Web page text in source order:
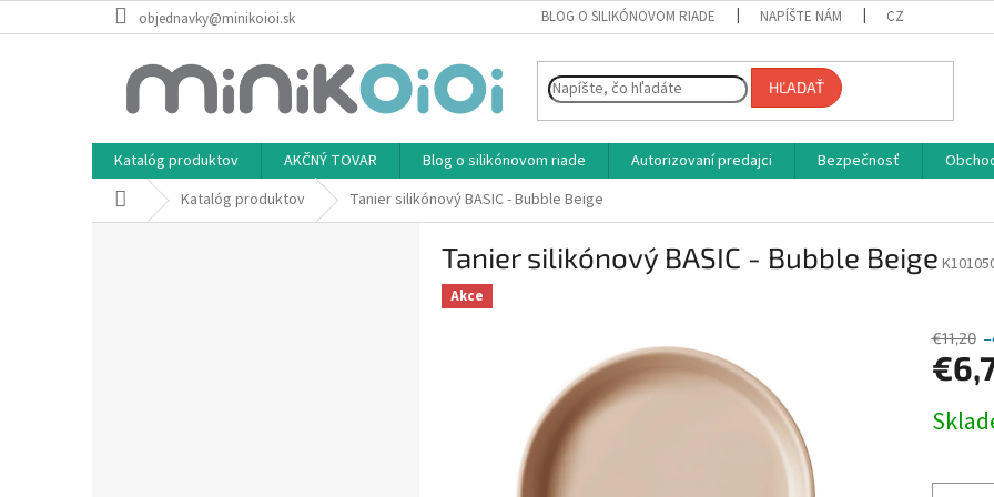
na
objednavky@minikoioi.sk BLOG O SILIKÓNOVOM RIADE NAPÍŠTE NÁM CZ
HĽADAŤ
Katalóg produktov AKČNÝ TOVAR Blog o silikónovom riade Autorizovaní predajci Bezpečnosť
DomovKatalóg produktov Tanier silikónový BASIC - Bubble Beige
Tanier silikónový BASIC - Bubble Beige
Akce
€11,20
cena: